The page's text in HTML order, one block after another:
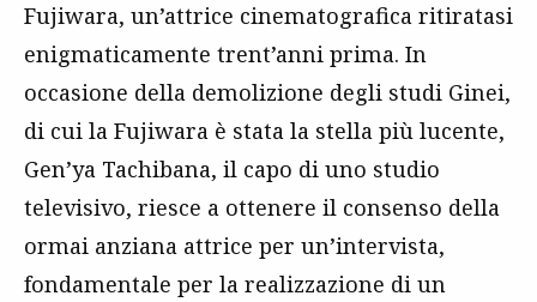
Fujiwara, un’attrice cinematografica ritiratasi
enigmaticamente trent’anni prima. In
occasione della demolizione degli studi Ginei,
di cui la Fujiwara è stata la stella più lucente,
Gen’ya Tachibana, il capo di uno studio
televisivo, riesce a ottenere il consenso della
ormai anziana attrice per un’intervista,
fondamentale per la realizzazione di un